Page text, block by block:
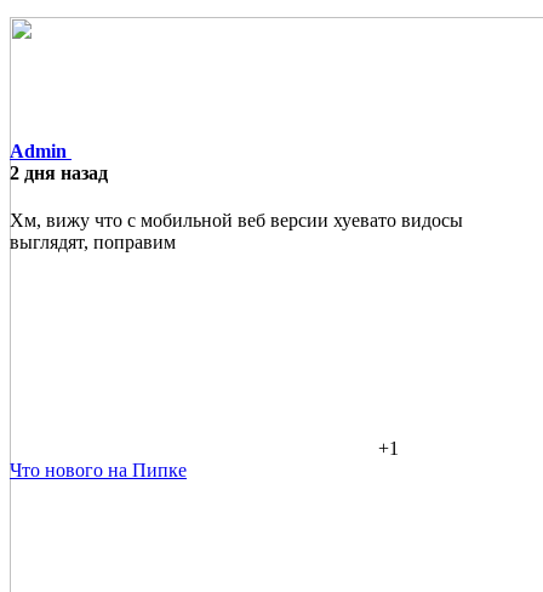
Admin
2 дня назад
Хм, вижу что с мобильной веб версии хуевато видосы
выглядят, поправим
+1
Что нового на Пипке